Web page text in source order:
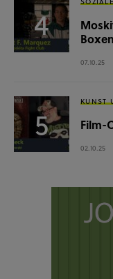
07.10.25
KUNST
Film-
02.10.25